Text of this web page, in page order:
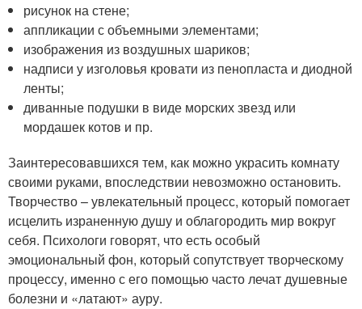
рисунок на стене;
аппликации с объемными элементами;
изображения из воздушных шариков;
надписи у изголовья кровати из пенопласта и диодной
ленты;
диванные подушки в виде морских звезд или
мордашек котов и пр.
Заинтересовавшихся тем, как можно украсить комнату
своими руками, впоследствии невозможно остановить.
Творчество – увлекательный процесс, который помогает
исцелить израненную душу и облагородить мир вокруг
себя. Психологи говорят, что есть особый
эмоциональный фон, который сопутствует творческому
процессу, именно с его помощью часто лечат душевные
болезни и «латают» ауру.